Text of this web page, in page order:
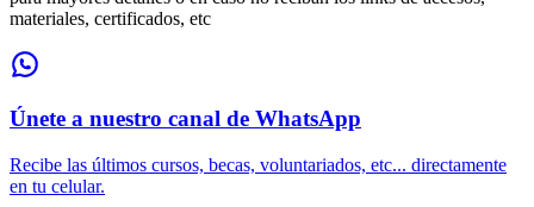
materiales, certificados, etc
Únete a nuestro canal de WhatsApp
Recibe las últimos cursos, becas, voluntariados, etc... directamente
en tu celular.